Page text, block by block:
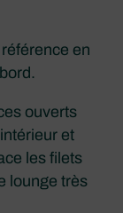
en
ouverts
et
les filets
lounge très